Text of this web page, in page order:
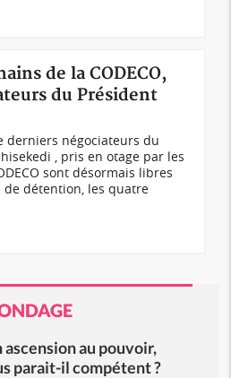
de la CODECO,
du Président
derniers négociateurs du
, pris en otage par les
sont désormais libres
de détention, les quatre
ascension au pouvoir,
parait-il compétent ?